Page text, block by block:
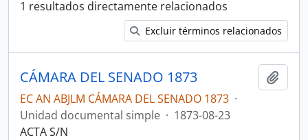
1 resultados directamente relacionados
Excluir términos relacionados
CÁMARA DEL SENADO 1873
EC AN ABJLM CÁMARA DEL SENADO 1873 ·
Unidad documental simple · 1873-08-23
ACTA S/N